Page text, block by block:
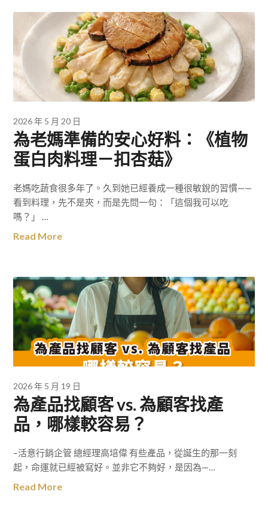
2026 年 5 月 20 日
為老媽準備的安心好料：《植物
蛋白肉料理－扣杏菇》
老媽吃蔬食很多年了。久到她已經養成一種很敏銳的習慣——
看到料理，先不是夾，而是先問一句：「這個我可以吃
嗎？」 …
Read More
2026 年 5 月 19 日
為產品找顧客 vs. 為顧客找產
品，哪樣較容易？
–活意行銷企管 總經理高培偉 有些產品，從誕生的那一刻
起，命運就已經被寫好。並非它不夠好，是因為—…
Read More